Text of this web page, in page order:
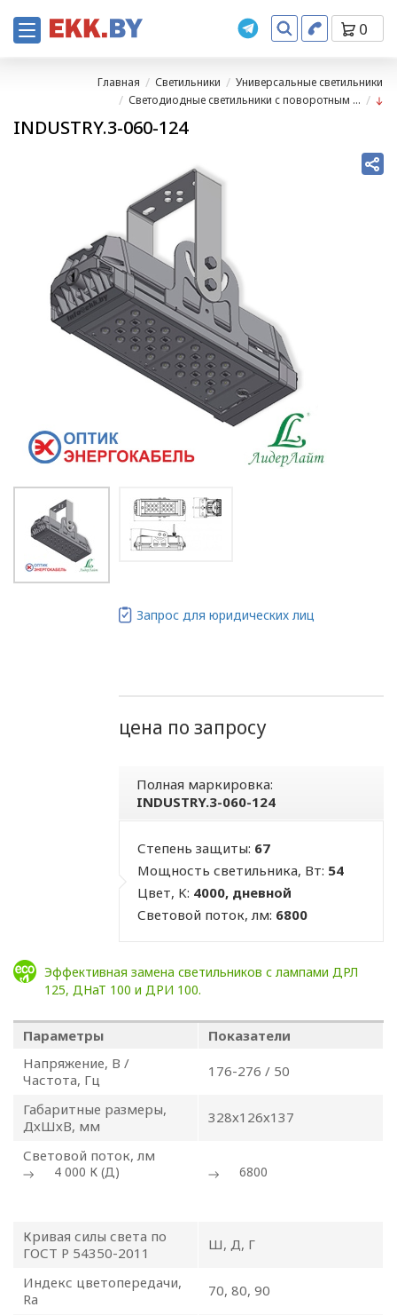
0
Главная Светильники
Универсальные светильники
Светодиодные светильники с поворотным ...
INDUSTRY.3-060-124
Полная маркировка:
INDUSTRY.3-060-124
Степень защиты: 67
Мощность светильника, Вт: 54
Цвет, K: 4000, дневной
Световой поток, лм: 6800
цена по запросу
Запрос для юридических лиц
Эффективная замена светильников с лампами ДРЛ
125, ДНаТ 100 и ДРИ 100.
Параметры
Показатели
Напряжение, В /
Частота, Гц
176-276 / 50
Габаритные размеры,
ДхШхВ, мм
328х126х137
Световой поток, лм
4 000 К (Д) 6800
Кривая силы света по
ГОСТ Р 54350-2011
Ш, Д, Г
Индекс цветопередачи,
Ra
70, 80, 90
ПОЛИТИКА
ОПЕРАТОРА
В
отношении
обработки
персональных
данных